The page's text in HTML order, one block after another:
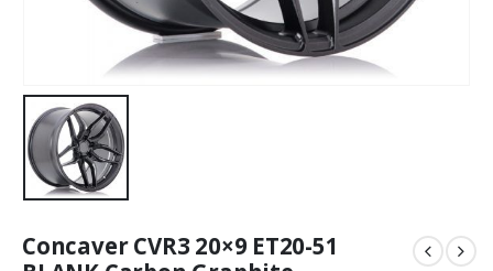
Concaver CVR3 20×9 ET20-51